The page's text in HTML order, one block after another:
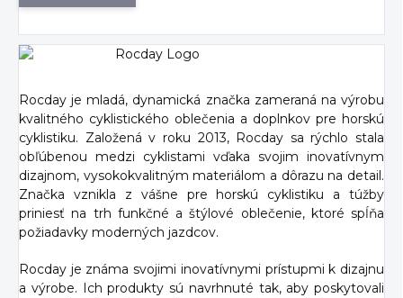
Rocday je mladá, dynamická značka zameraná na výrobu
kvalitného cyklistického oblečenia a doplnkov pre horskú
cyklistiku. Založená v roku 2013, Rocday sa rýchlo stala
obľúbenou medzi cyklistami vďaka svojim inovatívnym
dizajnom, vysokokvalitným materiálom a dôrazu na detail.
Značka vznikla z vášne pre horskú cyklistiku a túžby
priniesť na trh funkčné a štýlové oblečenie, ktoré spĺňa
požiadavky moderných jazdcov.
Rocday je známa svojimi inovatívnymi prístupmi k dizajnu
a výrobe. Ich produkty sú navrhnuté tak, aby poskytovali